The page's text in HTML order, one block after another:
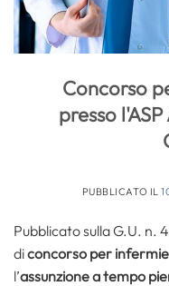
Concorso
presso
PUBBLICATO IL
Pubblicato sulla G.U. n.
diconcorso per
l’assunzione a tempo